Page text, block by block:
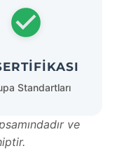
Standartları
ve